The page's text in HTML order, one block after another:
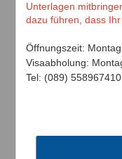
Prächtiges
Das Becken des
Kilometer lange,
Unterlagen
dazu führen, dass
Öffnungszeit:
Visaabholung:
Tel: (089)